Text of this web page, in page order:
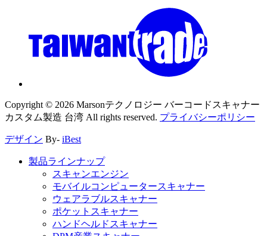
Copyright © 2026 Marsonテクノロジー バーコードスキャナー
カスタム製造 台湾 All rights reserved. プライバシーポリシー
デザイン By- iBest
製品ラインナップ
スキャンエンジン
モバイルコンピュータースキャナー
ウェアラブルスキャナー
ポケットスキャナー
ハンドヘルドスキャナー